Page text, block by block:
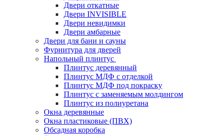
Двери откатные
Двери INVISIBLE
Двери невидимки
Двери амбарные
Двери для бани и сауны
Фурнитура для дверей
Напольный плинтус
Плинтус деревянный
Плинтус МДФ с отделкой
Плинтус МДФ под покраску
Плинтус с заменяемым молдингом
Плинтус из полиуретана
Окна деревянные
Окна пластиковые (ПВХ)
Обсадная коробка